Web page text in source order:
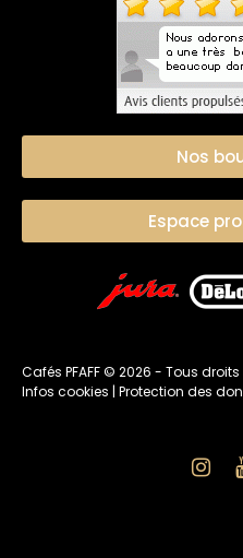
Nos
Espace
Cafés PFAFF © 2026 - Tous droits
Infos cookies | Protection des